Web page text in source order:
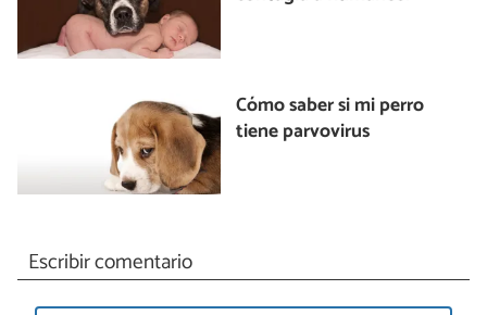
Cómo saber si mi perro
tiene parvovirus
Escribir comentario